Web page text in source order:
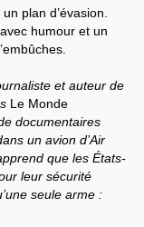
plan d’évasion.
humour et un
et auteur de
Le Monde
documentaires
un avion d’Air
que les États-
leur sécurité
seule arme :